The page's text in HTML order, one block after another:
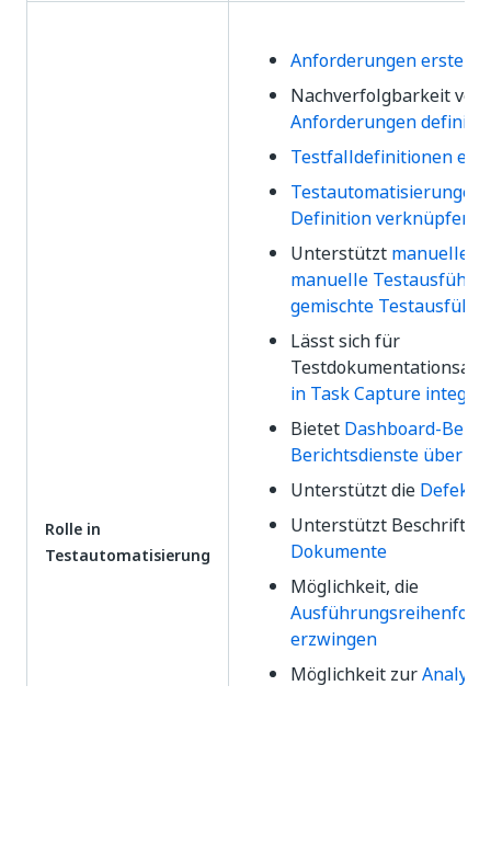
Rolle in
Testautomatisierung
Anforderungen
Nachverfolgbarkeit von
Anforderungen
Testfalldefinitionen
Testautomatisierungen
Definition verknüpfen
Unterstützt manuelle
manuelle
gemischte
Lässt sich für
in Task Capture
Bietet Dashboard-
Berichtsdienste über
Unterstützt die
Unterstützt
Dokumente
Möglichkeit, die
erzwingen
Möglichkeit zur